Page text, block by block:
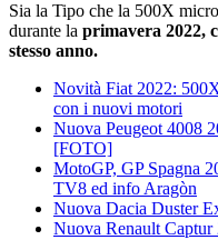
Sia la Tipo che la 500X
durante la primavera 2022,
stesso anno.
Novità Fiat 2022:
con i nuovi motori
Nuova Peugeot 4008
[FOTO]
MotoGP, GP Spagna
TV8 ed info Aragòn
Nuova Dacia Duster
Nuova Renault